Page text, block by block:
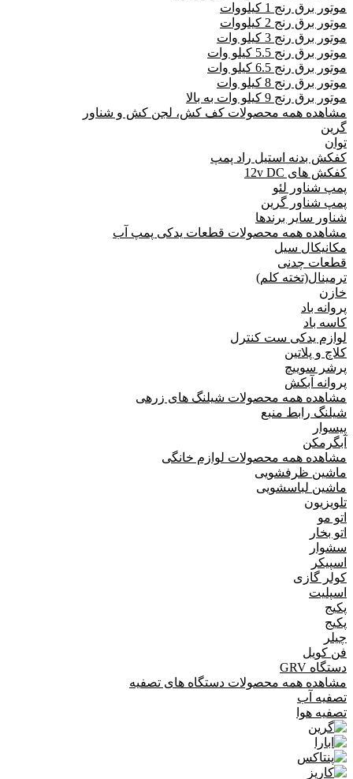
موتور برق رنج 1 کیلووات
موتور برق رنج 2 کیلووات
موتور برق رنج 3 کیلو وات
موتور برق رنج 5.5 کیلو وات
موتور برق رنج 6.5 کیلو وات
موتور برق رنج 8 کیلو وات
موتور برق رنج 9 کیلو وات به بالا
مشاهده همه محصولات کف کش، لجن کش و شناور
گرین
توان
کفکش بدنه استیل راد پمپ
کفکش های 12v DC
پمپ شناور لئو
پمپ شناور گرین
شناور سایر برندها
مشاهده همه محصولات قطعات یدکی پمپ آب
مکانیکال سیل
قطعات چدنی
ترمینال(تخته کلم)
خازن
پروانه باد
کاسه باد
لوازم یدکی ست کنترل
کلاچ و پلاتین
پرشر سوییچ
پروانه آبکش
مشاهده همه محصولات شیلنگ های زرهی
شیلنگ رابط منبع
پیسوار
آبگرمکن
مشاهده همه محصولات لوازم خانگی
ماشین ظرفشویی
ماشین لباسشویی
تلویزیون
اتو مو
اتو بخار
سشوار
اسپیکر
کولر گازی
اسپلیت
پکیج
پکیج
چیلر
فن کویل
دستگاه GRV
مشاهده همه محصولات دستگاه های تصفیه
تصفیه آب
تصفیه هوا